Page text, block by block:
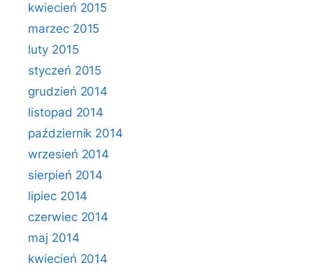
kwiecień 2015
marzec 2015
luty 2015
styczeń 2015
grudzień 2014
listopad 2014
październik 2014
wrzesień 2014
sierpień 2014
lipiec 2014
czerwiec 2014
maj 2014
kwiecień 2014